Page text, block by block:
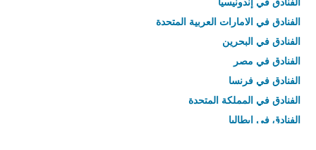
الفنادق في الامارات العربية المتحدة
الفنادق في البحرين
الفنادق في مصر
الفنادق في فرنسا
الفنادق في المملكة المتحدة
الفنادق في إيطاليا